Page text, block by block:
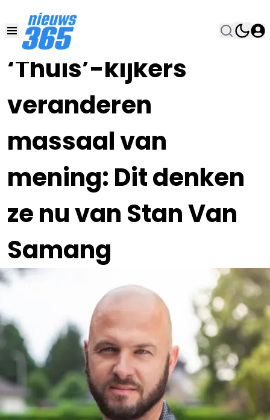
‘Thuis’-kijkers
veranderen
massaal van
mening: Dit denken
ze nu van Stan Van
Samang
13 NOV 2021, 8:30